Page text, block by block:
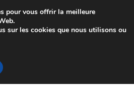
à partir de 7 EUR
de 9 h à 16 h
pour vous offrir la meilleure
sur les cookies que nous utilisons ou